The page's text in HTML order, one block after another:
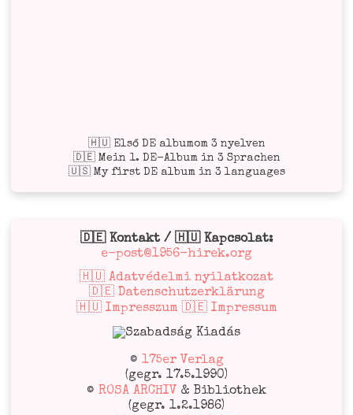
🇭🇺 Első DE albumom 3 nyelven
🇩🇪 Mein 1. DE-Album in 3 Sprachen
🇺🇸 My first DE album in 3 languages
🇩🇪 Kontakt / 🇭🇺 Kapcsolat:
e-post@1956-hirek.org
🇭🇺 Adatvédelmi nyilatkozat
🇩🇪 Datenschutzerklärung
🇭🇺 Impresszum 🇩🇪 Impressum
© 175er Verlag
(gegr. 17.5.1990)
© ROSA ARCHIV & Bibliothek
(gegr. 1.2.1986)